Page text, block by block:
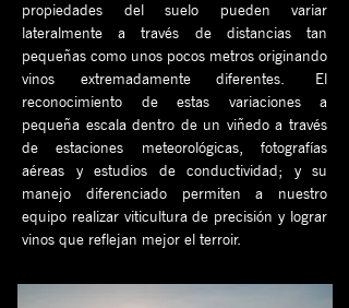
propiedades del suelo pueden variar
lateralmente a través de distancias tan
pequeñas como unos pocos metros originando
vinos extremadamente diferentes. El
reconocimiento de estas variaciones a
pequeña escala dentro de un viñedo a través
de estaciones meteorológicas, fotografías
aéreas y estudios de conductividad; y su
manejo diferenciado permiten a nuestro
equipo realizar viticultura de precisión y lograr
vinos que reflejan mejor el terroir.